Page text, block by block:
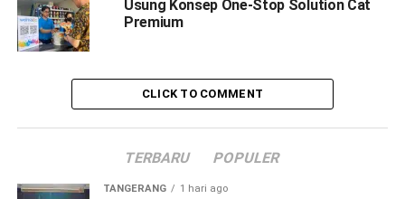
Usung Konsep One-Stop Solution Cat
Premium
CLICK TO COMMENT
TERBARU POPULER
TANGERANG 1 hari ago